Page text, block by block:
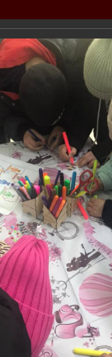
объекты
значка Хагги